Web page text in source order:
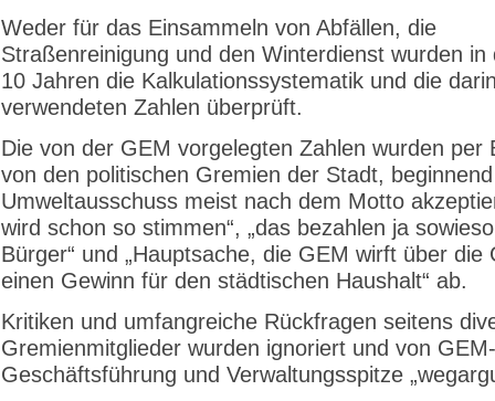
Weder für das Einsammeln von Abfällen, die
Straßenreinigung und den Winterdienst wurden in
10 Jahren die Kalkulationssystematik und die
verwendeten Zahlen überprüft.
Die von der GEM vorgelegten Zahlen wurden per
von den politischen Gremien der Stadt,
Umweltausschuss meist nach dem Motto
wird schon so stimmen“, „das bezahlen ja
Bürger“ und „Hauptsache, die GEM wirft über die
einen Gewinn für den städtischen Haushalt“ ab.
Kritiken und umfangreiche Rückfragen seitens
Gremienmitglieder wurden ignoriert und von GEM-
Geschäftsführung und Verwaltungsspitze